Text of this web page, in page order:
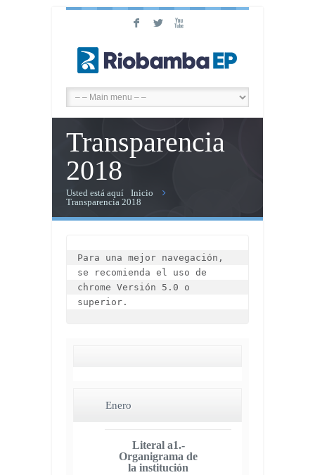
F L X
Transparencia
2018
Usted está aquí
Inicio
Transparencia 2018
Para una mejor navegación,
se recomienda el uso de
chrome Versión 5.0 o
superior.
Enero
Literal a1.-
Organigrama de
la institución